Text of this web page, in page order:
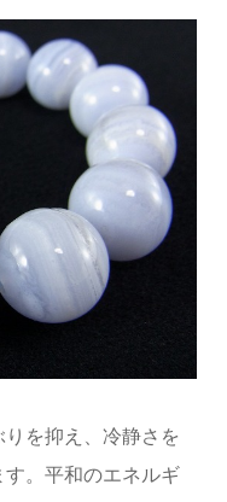
を抑え、冷静さを
。平和のエネルギ